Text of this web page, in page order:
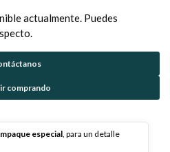
actualmente. Puedes
comprando
especial , para un detalle